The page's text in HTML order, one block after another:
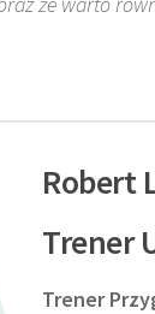
Robert
Trener
Trener